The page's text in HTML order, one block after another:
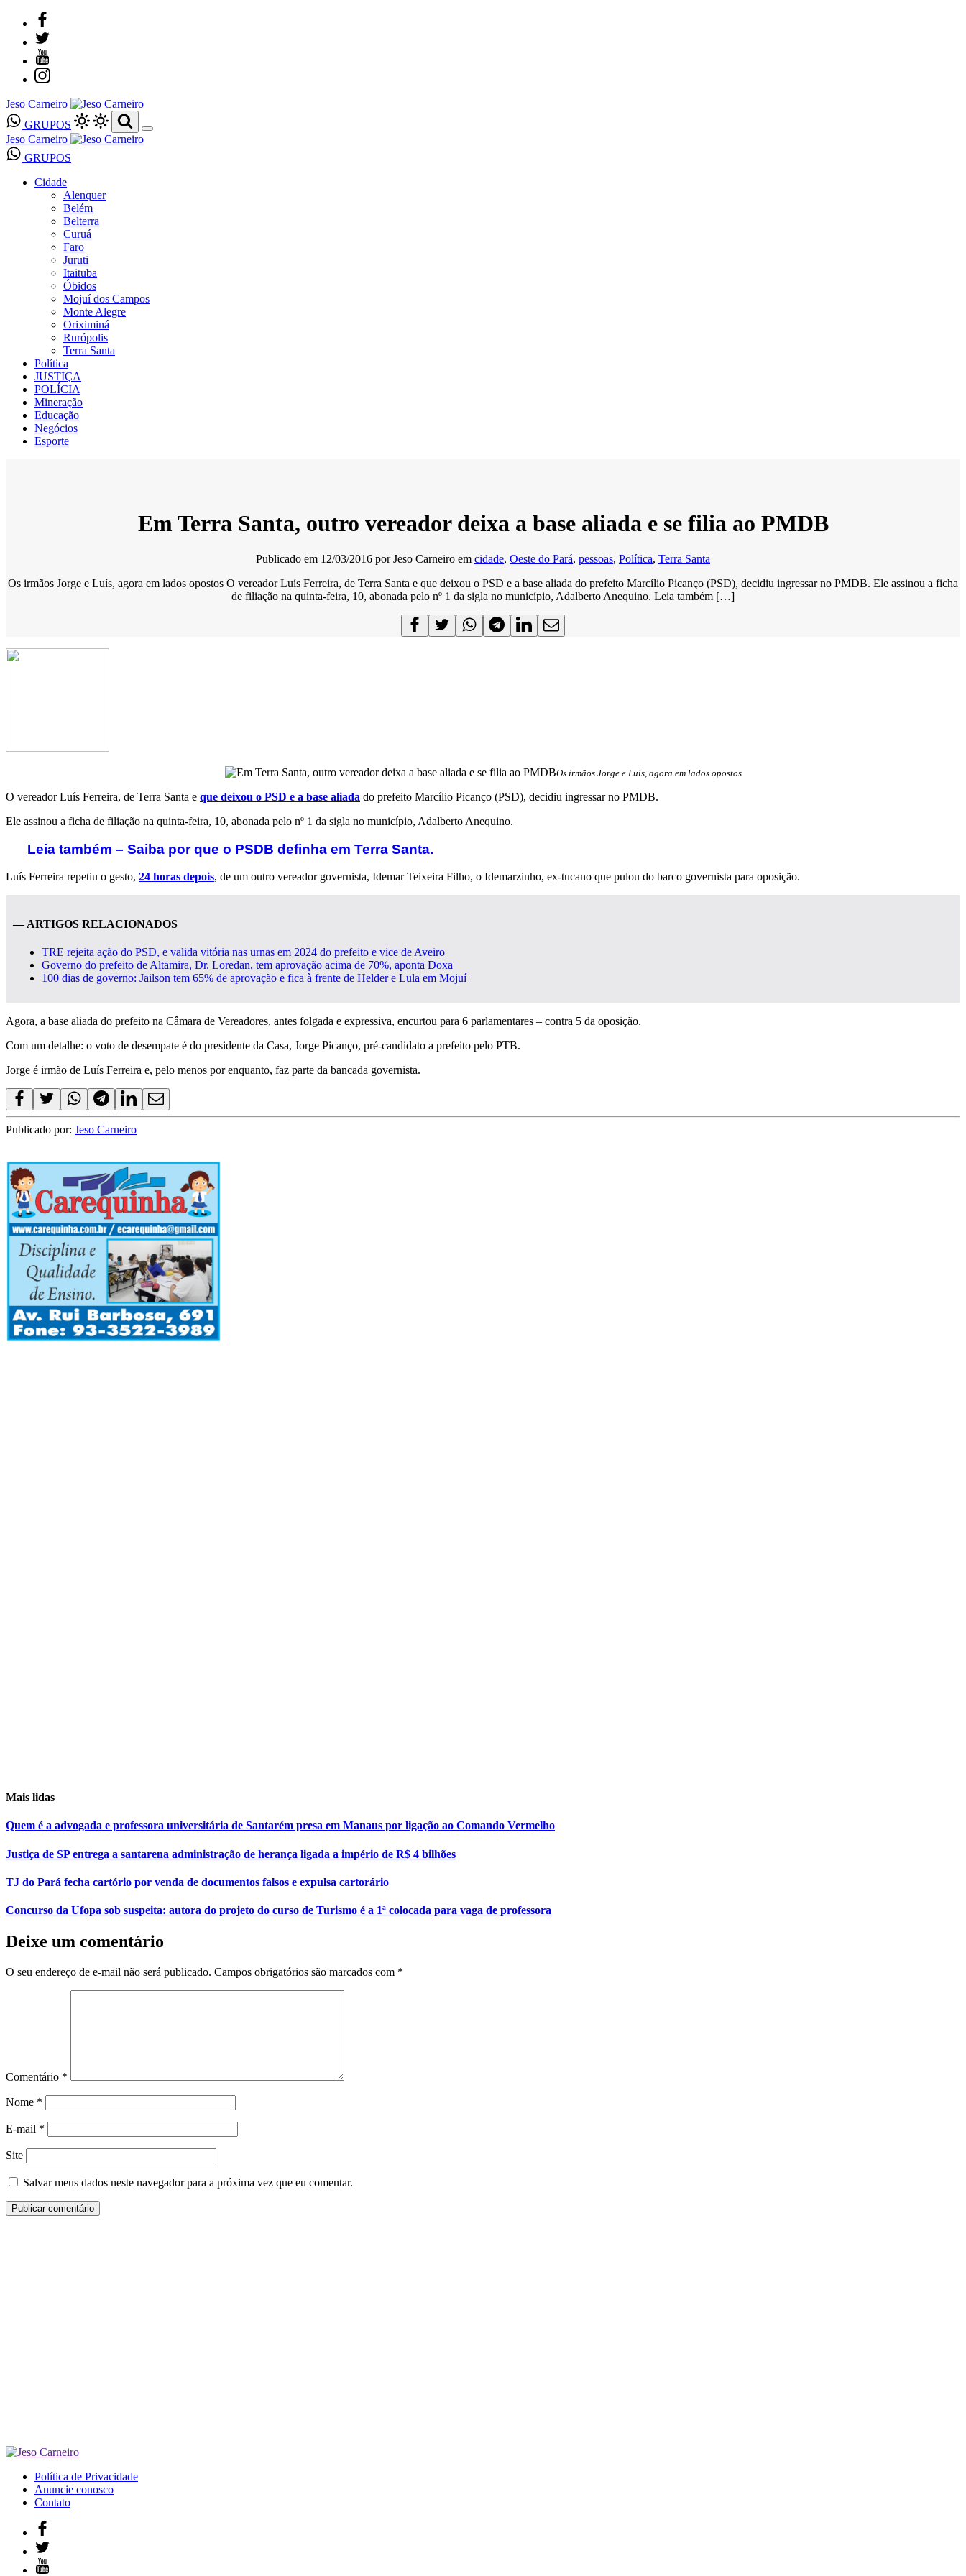
Jeso Carneiro
GRUPOS
Jeso Carneiro
GRUPOS
Cidade
Alenquer
Belém
Belterra
Curuá
Faro
Juruti
Itaituba
Óbidos
Mojuí dos Campos
Monte Alegre
Oriximiná
Rurópolis
Terra Santa
Política
JUSTIÇA
POLÍCIA
Mineração
Educação
Negócios
Esporte
Em Terra Santa, outro vereador deixa a base aliada e se filia ao PMDB
Publicado em 12/03/2016 porJeso Carneiro em cidade, Oeste do Pará, pessoas, Política, Terra Santa
Os irmãos Jorge e Luís, agora em lados opostos O vereador Luís Ferreira, de Terra Santa e que deixou o PSD e a base aliada do prefeito Marcílio Picanço (PSD), decidiu ingressar no PMDB. Ele assinou a ficha
de filiação na quinta-feira, 10, abonada pelo nº 1 da sigla no município, Adalberto Anequino. Leia também […]
Os irmãos Jorge e Luís, agora em lados opostos
O vereador Luís Ferreira, de Terra Santa e que deixou o PSD e a base aliada do prefeito Marcílio Picanço (PSD), decidiu ingressar no PMDB.
Ele assinou a ficha de filiação na quinta-feira, 10, abonada pelo nº 1 da sigla no município, Adalberto Anequino.
Leia também – Saiba por que o PSDB definha em Terra Santa.
Luís Ferreira repetiu o gesto, 24 horas depois, de um outro vereador governista, Idemar Teixeira Filho, o Idemarzinho, ex-tucano que pulou do barco governista para oposição.
— ARTIGOS RELACIONADOS
TRE rejeita ação do PSD, e valida vitória nas urnas em 2024 do prefeito e vice de Aveiro
Governo do prefeito de Altamira, Dr. Loredan, tem aprovação acima de 70%, aponta Doxa
100 dias de governo: Jailson tem 65% de aprovação e fica à frente de Helder e Lula em Mojuí
Agora, a base aliada do prefeito na Câmara de Vereadores, antes folgada e expressiva, encurtou para 6 parlamentares – contra 5 da oposição.
Com um detalhe: o voto de desempate é do presidente da Casa, Jorge Picanço, pré-candidato a prefeito pelo PTB.
Jorge é irmão de Luís Ferreira e, pelo menos por enquanto, faz parte da bancada governista.
Publicado por: Jeso Carneiro
Mais lidas
Quem é a advogada e professora universitária de Santarém presa em Manaus por ligação ao Comando Vermelho
Justiça de SP entrega a santarena administração de herança ligada a império de R$ 4 bilhões
TJ do Pará fecha cartório por venda de documentos falsos e expulsa cartorário
Concurso da Ufopa sob suspeita: autora do projeto do curso de Turismo é a 1ª colocada para vaga de professora
Deixe um comentário
O seu endereço de e-mail não será publicado. Campos obrigatórios são marcados com *
Comentário *
Nome *
E-mail *
Site
Salvar meus dados neste navegador para a próxima vez que eu comentar.
Política de Privacidade
Anuncie conosco
Contato